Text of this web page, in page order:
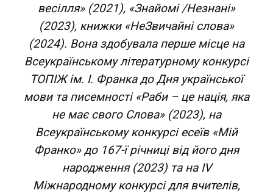
весілля» (2021), «Знайомі /Незнані»
(2023), книжки «НеЗвичайні слова»
(2024). Вона здобувала перше місце на
Всеукраїнському літературному конкурсі
ТОПІЖ ім. І. Франка до Дня української
мови та писемності «Раби – це нація, яка
не має свого Слова» (2023), на
Всеукраїнському конкурсі есеїв «Мій
Франко» до 167-ї річниці від його дня
народження (2023) та на IV
Міжнародному конкурсі для вчителів,